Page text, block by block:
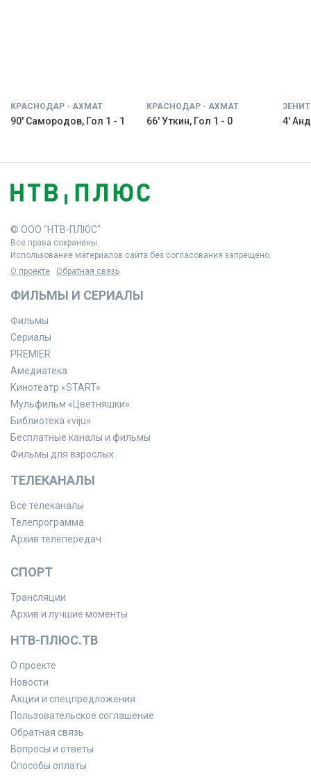
КРАСНОДАР - АХМАТ
90' Самородов, Гол 1 - 1
КРАСНОДАР - АХМАТ
66' Уткин, Гол 1 - 0 4'
© ООО "НТВ-ПЛЮС"
Все права сохранены.
Использование материалов сайта без согласования запрещено.
О проекте
Обратная связь
ФИЛЬМЫ И СЕРИАЛЫ
Фильмы
Сериалы
PREMIER
Амедиатека
Кинотеатр «START»
Мульфильм «Цветняшки»
Библиотека «viju»
Бесплатные каналы и фильмы
Фильмы для взрослых
ТЕЛЕКАНАЛЫ
Все телеканалы
Телепрограмма
Архив телепередач
СПОРТ
Трансляции
Архив и лучшие моменты
НТВ-ПЛЮС.ТВ
О проекте
Новости
Акции и спецпредложения
Пользовательское соглашение
Обратная связь
Вопросы и ответы
Способы оплаты